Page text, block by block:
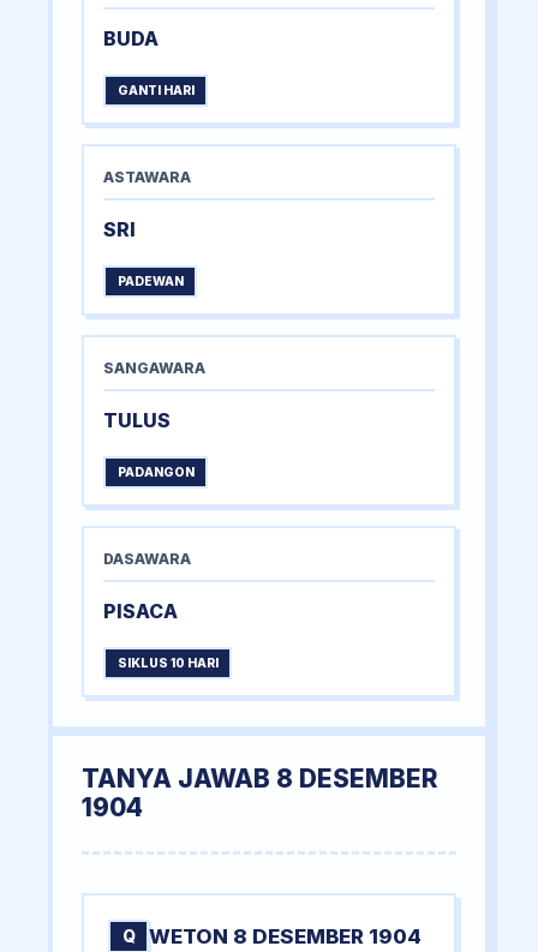
BUDA
GANTI HARI
ASTAWARA
SRI
PADEWAN
SANGAWARA
TULUS
PADANGON
DASAWARA
PISACA
SIKLUS 10 HARI
TANYA JAWAB 8 DESEMBER
1904
Q
WETON 8 DESEMBER 1904